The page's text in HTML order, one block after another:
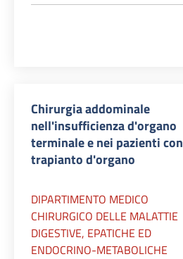
Chirurgia addominale
nell'insufficienza d'organo
terminale e nei pazienti con
trapianto d'organo
DIPARTIMENTO MEDICO
CHIRURGICO DELLE MALATTIE
DIGESTIVE, EPATICHE ED
ENDOCRINO-METABOLICHE